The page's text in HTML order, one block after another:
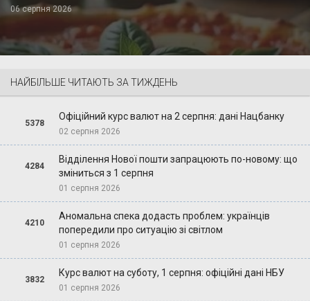
06 серпня 2026
НАЙБІЛЬШЕ ЧИТАЮТЬ ЗА ТИЖДЕНЬ
5378
Офіційний курс валют на 2 серпня: дані Нацбанку
02 серпня 2026
4284
Відділення Нової пошти запрацюють по-новому: що
зміниться з 1 серпня
01 серпня 2026
4210
Аномальна спека додасть проблем: українців
попередили про ситуацію зі світлом
01 серпня 2026
3832
Курс валют на суботу, 1 серпня: офіційні дані НБУ
01 серпня 2026